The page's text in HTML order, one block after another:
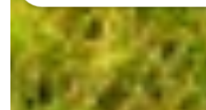
Nezbytně
nutné
soubory
Analytika